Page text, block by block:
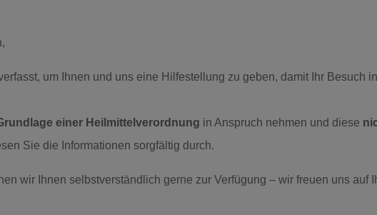
um Ihnen und uns eine Hilfestellung zu geben, damit Ihr Besuch
einer Heilmittelverordnung in Anspruch nehmen und diese
Sie die Informationen sorgfältig durch.
wir Ihnen selbstverständlich gerne zur Verfügung – wir freuen uns auf